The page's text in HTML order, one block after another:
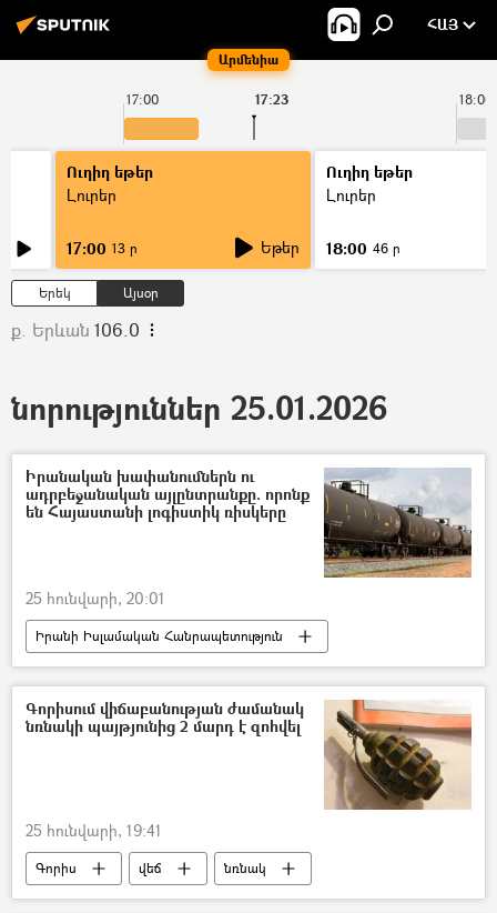
Արմենիա
ՀԱՅ
17:00 18:00
17:23
Ուղիղ եթեր
Լուրեր
17:00 13 ր Եթեր
Ուղիղ եթեր
Լուրեր
18:00 46 ր
Երեկ Այսօր
ք. Երևան 106.0
նորություններ 25.01.2026
Իրանական խափանումներն ու
ադրբեջանական այլընտրանքը. որոնք
են Հայաստանի լոգիստիկ ռիսկերը
25 հունվարի, 20:01
Իրանի Իսլամական Հանրապետություն
Հայաստան
լոգիստիկա
Ադրբեջան
հայ-ադրբեջանական
Ռուսաստան
Գորիսում վիճաբանության ժամանակ
նռնակի պայթյունից 2 մարդ է զոհվել
25 հունվարի, 19:41
Գորիս վեճ
նռնակ
պայթյուն
Զոհ